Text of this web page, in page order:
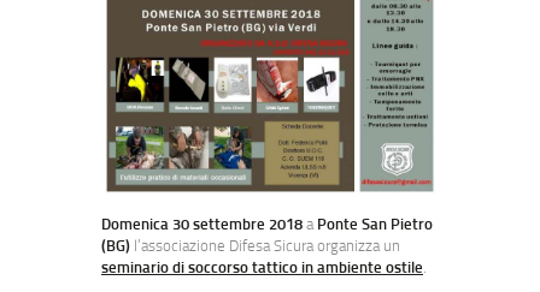
Domenica 30 settembre 2018aPonte San Pietro
(BG) l’associazione Difesa Sicura organizza un
seminario di soccorso tattico in ambiente ostile.